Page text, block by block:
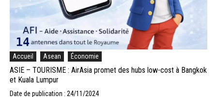
Accueil Asean Économie
ASIE – TOURISME : AirAsia promet des hubs low-cost à Bangkok
et Kuala Lumpur
Date de publication : 24/11/2024